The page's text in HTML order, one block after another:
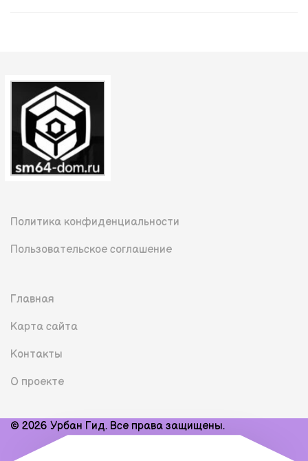
Политика конфиденциальности
Пользовательское соглашение
Главная
Карта сайта
Контакты
О проекте
© 2026 Урбан Гид. Все права защищены.